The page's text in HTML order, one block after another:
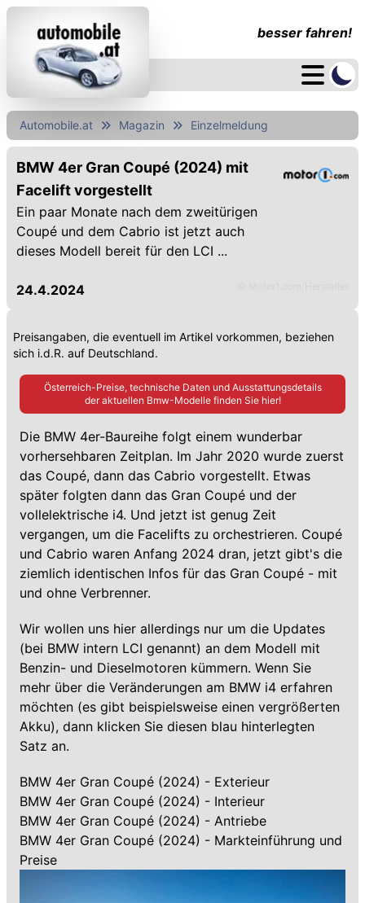
besser fahren!
Automobile.at Magazin Einzelmeldung
BMW 4er Gran Coupé (2024) mit
Facelift vorgestellt
Ein paar Monate nach dem zweitürigen
Coupé und dem Cabrio ist jetzt auch
dieses Modell bereit für den LCI ...
24.4.2024
Preisangaben, die eventuell im Artikel vorkommen, beziehen
sich i.d.R. auf Deutschland.
Österreich-Preise, technische Daten und Ausstattungsdetails
der aktuellen Bmw-Modelle finden Sie hier!
Die BMW 4er-Baureihe folgt einem wunderbar
vorhersehbaren Zeitplan. Im Jahr 2020 wurde zuerst
das Coupé, dann das Cabrio vorgestellt. Etwas
später folgten dann das Gran Coupé und der
vollelektrische i4. Und jetzt ist genug Zeit
vergangen, um die Facelifts zu orchestrieren. Coupé
und Cabrio waren Anfang 2024 dran, jetzt gibt's die
ziemlich identischen Infos für das Gran Coupé - mit
und ohne Verbrenner.
Wir wollen uns hier allerdings nur um die Updates
(bei BMW intern LCI genannt) an dem Modell mit
Benzin- und Dieselmotoren kümmern. Wenn Sie
mehr über die Veränderungen am BMW i4 erfahren
möchten (es gibt beispielsweise einen vergrößerten
Akku), dann klicken Sie diesen blau hinterlegten
Satz an.
BMW 4er Gran Coupé (2024) - Exterieur
BMW 4er Gran Coupé (2024) - Interieur
BMW 4er Gran Coupé (2024) - Antriebe
BMW 4er Gran Coupé (2024) - Markteinführung und
Preise